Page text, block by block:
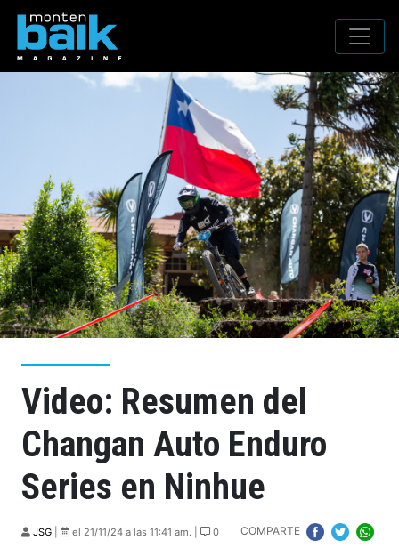
Video: Resumen del
Changan Auto Enduro
Series en Ninhue
JSG el 21/11/24 a las 11:41 am. | 0 COMPARTE